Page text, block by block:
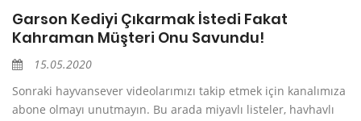
Garson Kediyi Çıkarmak İstedi Fakat
Kahraman Müşteri Onu Savundu!
15.05.2020
Sonraki hayvansever videolarımızı takip etmek için kanalımıza
abone olmayı unutmayın. Bu arada miyavlı listeler, havhavlı